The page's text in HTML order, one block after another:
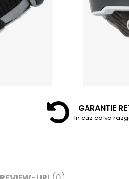
GARANTIE
In caz ca va